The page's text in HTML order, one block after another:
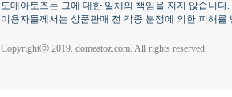
도매아토즈는 그에 대한 일체의 책임을 지지 않습니다.
이용자들께서는 상품판매 전 각종 분쟁에 의한 피해
Copyrightⓒ 2019. domeatoz.com. All rights reserved.